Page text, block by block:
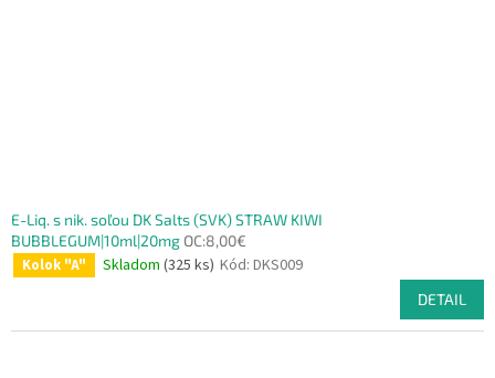
E-Liq. s nik. soľou DK Salts (SVK) STRAW KIWI
BUBBLEGUM|10ml|20mg OC:8,00€
Kolok "A" Skladom (325 ks) Kód: DKS009
DETAIL